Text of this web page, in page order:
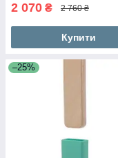
2 070 ₴ 2 760 ₴
Купити
–25%